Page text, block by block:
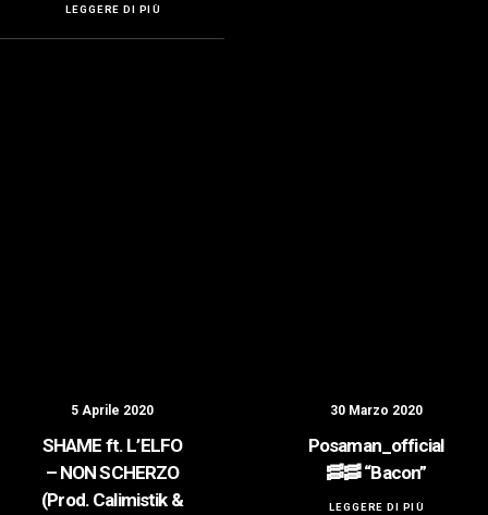
LEGGERE DI PIÙ
5 Aprile 2020
SHAME ft. L’ELFO
– NON SCHERZO
(Prod. Calimistik &
30 Marzo 2020
Posaman_official
🥓🥓 “Bacon”
LEGGERE DI PIÙ